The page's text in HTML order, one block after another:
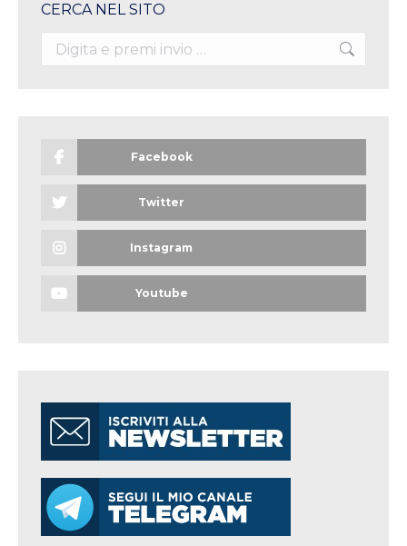
CERCA NEL SITO
Search:
Facebook
Twitter
Instagram
Youtube